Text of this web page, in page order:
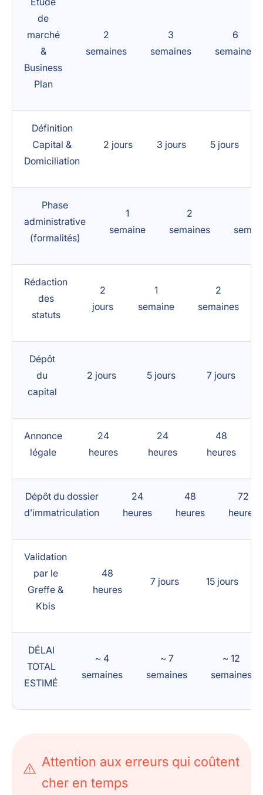
de
marché
&
Business
Plan
2
semaines
3
semaines
6
semaines
Définition
Capital &
Domiciliation
2 jours 3 jours 5 jours
Phase
administrative
(formalités)
1
semaine
2
semaines
Rédaction
des
statuts
2
jours
1
semaine
2
semaines
Dépôt
du
capital
2 jours 5 jours 7 jours
Annonce
légale
24
heures
24
heures
48
heures
Dépôt du dossier
d’immatriculation
24
heures
48
heures
72
heures
Validation
par le
Greffe &
Kbis
48
heures
7 jours 15 jours
DÉLAI
TOTAL
ESTIMÉ
~ 4
semaines
~ 7
semaines
~ 12
semaines
Attention aux erreurs qui coûtent
cher en temps